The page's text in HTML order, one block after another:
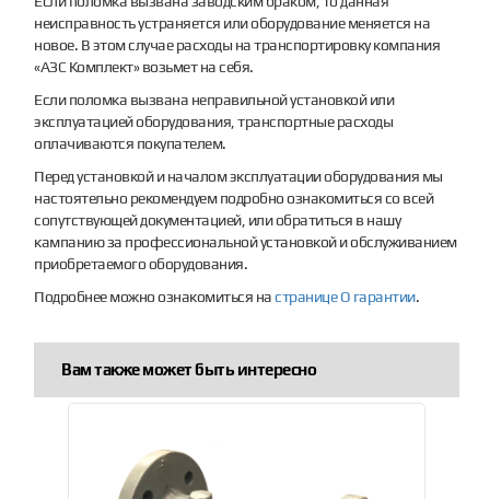
неисправность устраняется или оборудование меняется на
новое. В этом случае расходы на транспортировку компания
«АЗС Комплект» возьмет на себя.
Если поломка вызвана неправильной установкой или
эксплуатацией оборудования, транспортные расходы
оплачиваются покупателем.
Перед установкой и началом эксплуатации оборудования мы
настоятельно рекомендуем подробно ознакомиться со всей
сопутствующей документацией, или обратиться в нашу
кампанию за профессиональной установкой и обслуживанием
приобретаемого оборудования.
Подробнее можно ознакомиться настранице О гарантии.
Вам также может быть интересно